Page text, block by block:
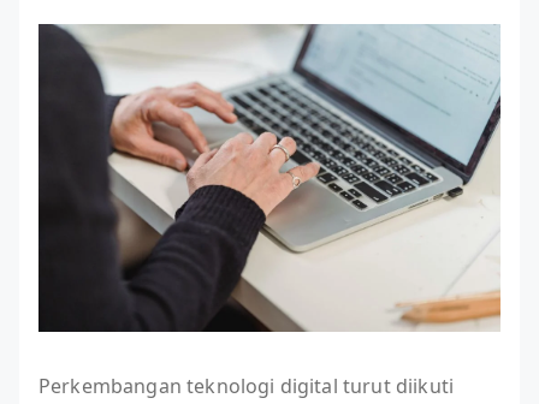
Perkembangan teknologi digital turut diikuti